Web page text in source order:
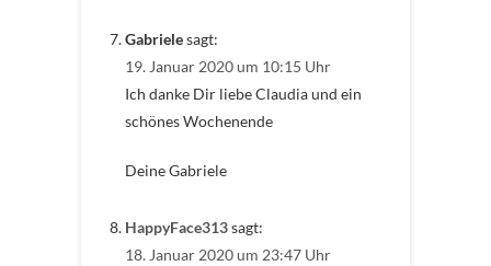
Gabrielesagt:
19. Januar 2020 um 10:15 Uhr
Ich danke Dir liebe Claudia und ein
schönes Wochenende
Deine Gabriele
HappyFace313sagt:
18. Januar 2020 um 23:47 Uhr